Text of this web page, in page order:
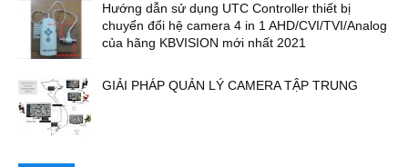
Hướng dẫn sử dụng UTC Controller thiết bị
chuyển đổi hệ camera 4 in 1 AHD/CVI/TVI/Analog
của hãng KBVISION mới nhất 2021
GIẢI PHÁP QUẢN LÝ CAMERA TẬP TRUNG